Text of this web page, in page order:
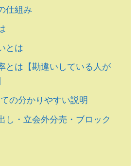
仕組み
とは
とは【勘違いしている人が
の分かりやすい説明
し・立会外分売・ブロック